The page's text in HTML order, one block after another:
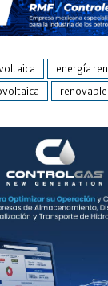
energía
renovable